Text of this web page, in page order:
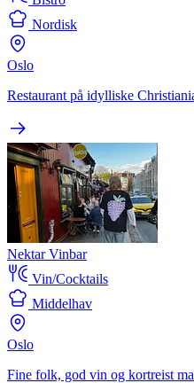
Nordisk
Oslo
Restaurant på idylliske
Nektar Vinbar
Vin/Cocktails
Middelhav
Oslo
Fine folk, god vin og kortreist